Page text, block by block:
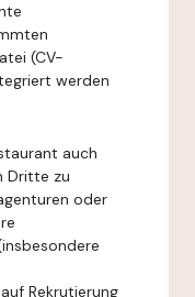
(CV-
werden
auch
Dritte zu
oder
Rekrutierung